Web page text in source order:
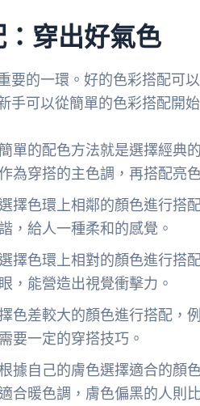
穿出好氣色
要的一環。好的色彩搭配可
手可以從簡單的色彩搭配開
單的配色方法就是選擇經典
為穿搭的主色調，再搭配亮
擇色環上相鄰的顏色進行搭
，給人一種柔和的感覺。
擇色環上相對的顏色進行搭
，能營造出視覺衝擊力。
色差較大的顏色進行搭配，
要一定的穿搭技巧。
據自己的膚色選擇適合的顏
合暖色調，膚色偏黑的人則